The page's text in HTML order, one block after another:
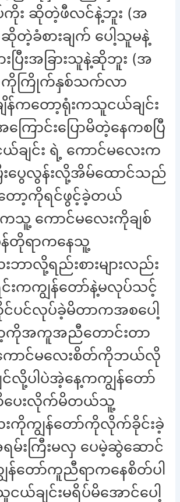
း ဆိုတဲ့ဖီလင်နဲ့ဘူး (အ
တဲ့ခံစားချက် ပေါ့သူမနဲ့
ပြီးအခြားသူနဲ့ဆိုဘူး (အ
ကိုကြိုက်နှစ်သက်လာ
ကတော့ရုံးကသူငယ်ချင်း
ြောင်းပြောမိတဲ့နေကစပြီ
ချင်း ရဲ့ ကောင်မလေးက
းပွေလွန်းလို့အိမ်ထောင်သည်
တော့ကိုရင်ဖွင့်ခဲ့တယ်
သူ့ ကောင်မလေးကိုချစ်
တိုရာကနေသူ့
ဘာလို့ရည်းစားများလည်း
းကကျွန်တော်နဲ့မလုပ်သင့်
ပင်လုပ်ခဲ့မိတာကအစပေါ့
ကိုအကူအညီတောင်းတာ
ာင်မလေးစိတ်ကိုဘယ်လို
လို့ပါပဲအဲ့နေ့ကကျွန်တော်
ေးလိုက်မိတယ်သူ့
းကိုကျွန်တော်ကိုလိုက်ခိုင်းခဲ့
းကြီးမလှ ပေမဲ့ဆွဲဆောင်
န်တော်ကူညီရာကနေစိတ်ပါ
ချင်းမရိပ်မိအောင်ပေါ့